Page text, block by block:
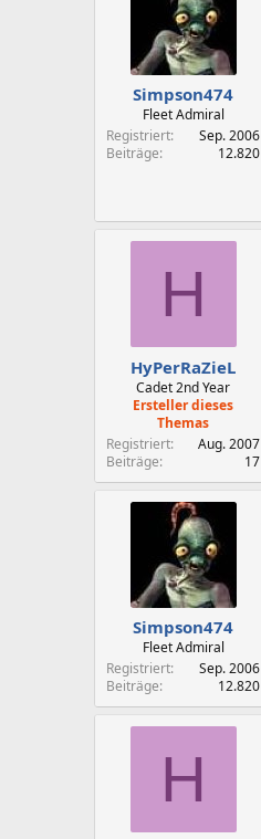
Simpson474
Fleet Admiral
Registriert
Sep. 2006
Beiträge
12.820
H
HyPerRaZieL
Cadet 2nd Year
Ersteller dieses
Themas
Registriert
Aug. 2007
Beiträge
17
Simpson474
Fleet Admiral
Registriert
Sep. 2006
Beiträge
12.820
H